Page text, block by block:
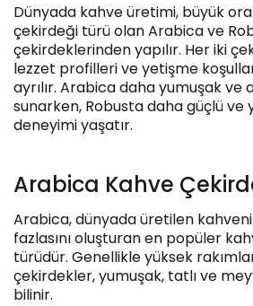
Dünyada kahve üretimi, büyük
çekirdeği türü olan Arabica ve
çekirdeklerinden yapılır. Her iki
lezzet profilleri ve yetişme
ayrılır. Arabica daha yumuşak
sunarken, Robusta daha güçlü ve
deneyimi yaşatır.
Arabica Kahve
Arabica, dünyada üretilen
fazlasını oluşturan en popüler
türüdür. Genellikle yüksek
çekirdekler, yumuşak, tatlı ve
bilinir.